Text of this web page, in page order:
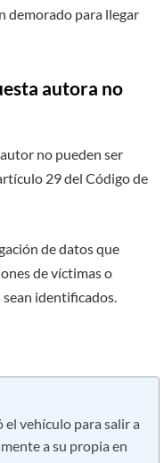
demorado para llegar
autora no
no pueden ser
29 del Código de
de datos que
de víctimas o
identificados.
el vehículo para salir a
a su propia en